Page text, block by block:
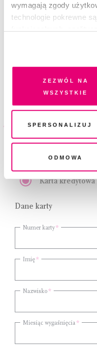
wymagają zgody
technologie pokrewne
dobrowolną zgodę na
pokrewne, zgadzasz się
na Twoim urządzeniu
przetwarzanie danych.
chwili wycofać lub
plików cookie".
legalność przetwarzania
Zezwól na
wszystkie
Spersonalizuj
Odmowa
Sposób dostawy
Metoda płatności
Podaj dane do
Karta
Dane karty
Numer karty
Imię
Nazwisko
Miesiąc wygaśnięcia